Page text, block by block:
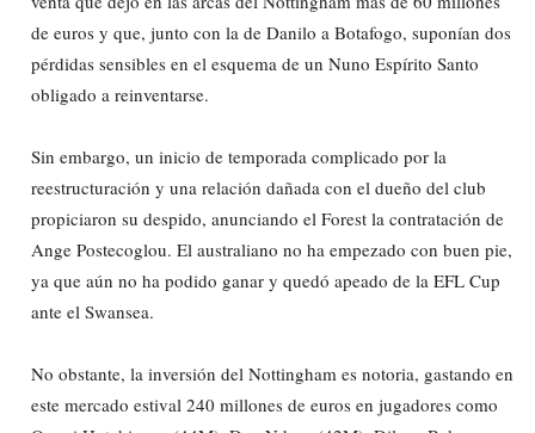
de euros y que, junto con la de Danilo a Botafogo, suponían dos
pérdidas sensibles en el esquema de un Nuno Espírito Santo
obligado a reinventarse.
Sin embargo, un inicio de temporada complicado por la
reestructuración y una relación dañada con el dueño del club
propiciaron su despido, anunciando el Forest la contratación de
Ange Postecoglou. El australiano no ha empezado con buen pie,
ya que aún no ha podido ganar y quedó apeado de la EFL Cup
ante el Swansea.
No obstante, la inversión del Nottingham es notoria, gastando en
este mercado estival 240 millones de euros en jugadores como